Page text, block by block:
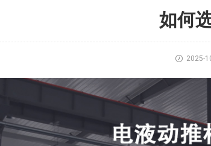
如何
 2025-